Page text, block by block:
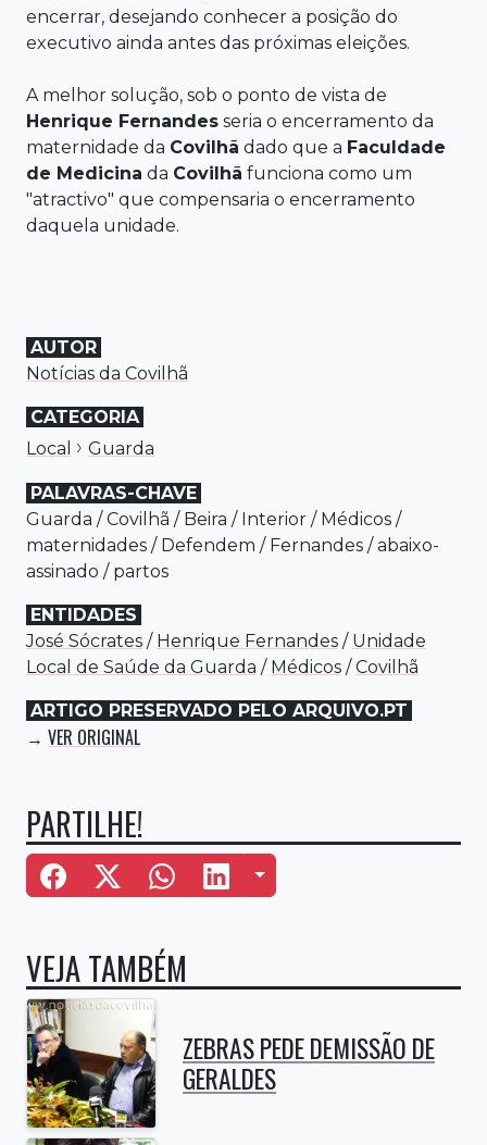
encerrar, desejando conhecer a posição do
executivo ainda antes das próximas eleições.
A melhor solução, sob o ponto de vista de
Henrique Fernandes seria o encerramento da
maternidade da Covilhã dado que a Faculdade
de Medicina da Covilhã funciona como um
"atractivo" que compensaria o encerramento
daquela unidade.
AUTOR
Notícias da Covilhã
CATEGORIA
Local › Guarda
PALAVRAS-CHAVE
Guarda / Covilhã / Beira / Interior / Médicos /
maternidades / Defendem / Fernandes / abaixo-
assinado / partos
ENTIDADES
José Sócrates / Henrique Fernandes / Unidade
Local de Saúde da Guarda / Médicos / Covilhã
ARTIGO PRESERVADO PELO ARQUIVO.PT
→ VER ORIGINAL
PARTILHE!
Mais Opções
VEJA TAMBÉM
ZEBRAS PEDE DEMISSÃO DE
GERALDES